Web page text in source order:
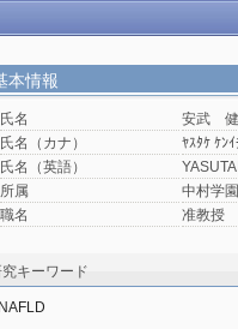
本情報
氏名
安武
氏名（カナ）
ﾔｽﾀｹ ｹﾝ
氏名（英語）
所属
中村学
職名
准教授
キーワード
NAFLD